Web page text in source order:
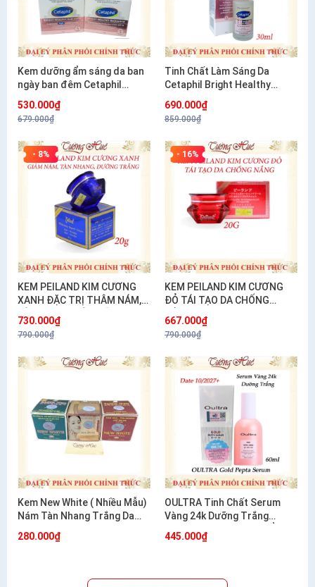
Kem dưỡng ẩm sáng da ban
ngày ban đêm Cetaphil
Brightening- 50g
530.000₫
679.000₫
Tinh Chất Làm Sáng Da
Cetaphil Bright Healthy
30ml
690.000₫
859.000₫
- 8%
KEM PEILAND KIM CƯƠNG
XANH ĐẶC TRỊ THÂM NÁM,
TRẮNG 20G
730.000₫
790.000₫
- 16%
KEM PEILAND KIM CƯƠNG
ĐỎ TÁI TẠO DA CHỐNG
667.000₫
790.000₫
Kem New White ( Nhiều Mẫu)
Nám Tàn Nhang Trắng Da
280.000₫
OULTRA Tinh Chất Serum
Vàng 24k Dưỡng Trắng
Hàn Quốc 60ml
445.000₫